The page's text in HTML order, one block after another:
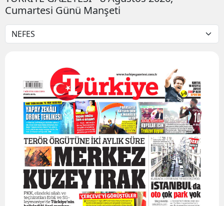
Cumartesi Günü Manşeti